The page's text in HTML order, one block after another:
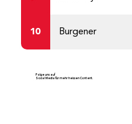
10 Burgener
Folge uns auf
Social Media für mehr heissen Content.